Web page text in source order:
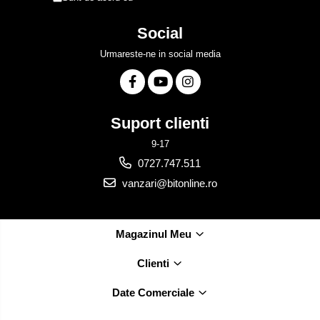
Social
Urmareste-ne in social media
Suport clienti
9-17
0727.747.511
vanzari@bitonline.ro
Magazinul Meu
Clienti
Date Comerciale